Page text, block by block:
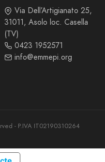
Via Dell’Artigianato 25,
31011, Asolo loc. Casella
(TV)
0423 1952571
info@emmepi.org
- P.IVA IT02190310264